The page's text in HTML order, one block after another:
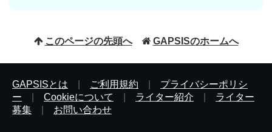
このページの先頭へ GAPSISのホームへ
GAPSISとは ご利用規約
プライバシーポリシ
ー
Cookieについて ライター紹介
ライター
募集
お問い合わせ